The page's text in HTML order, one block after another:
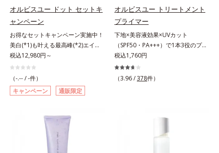
セラカエルレア果汁、ノバラエキス
配合＝うるおいを与えハリと透明感
に満ちた肌へ導く保湿成分*9 メマ
ツヨイグサ抽出液、スイカズラエキ
ス配合＝角層のすみずみまで水分・
油分を保ち、ハリ・ツヤを与える保
湿成分*10 気持ちのこと
ズは美容成分(*8)として「G.D.F.ア
クティベーター(*9)」を配合。そし
て、従来から配合している美白(*1)
有効成分「トラネキサム酸」を配合
しました。さらに、シリーズ共通の
美容成分「GLルートブースター
(*10)」を配合することで、肌のふ
っくら感や透明感を叶えます。美白
ケアしながら多角的なエイジングケ
アが叶うシリーズに。3ステップで
果的なシナジー設計で、あなたのエ
イジングケアを応援します。*1 メ
ラニンの生成を抑え、シミ・ソバカ
スを防ぐ（ウォッシュを除く）*2
でオルビスユー ドットシリーズは
美容成分(*9)として「G.D.F.アクテ
ィベーター(*10)」を配合。そし
て、従来から配合している美白(*1)
有効成分「トラネキサム酸」を配合
しました。さらに、シリーズ共通の
美容成分「GLルートブースター
(*11)」を配合することで、肌のふ
上向き(*12)のハリと透明感を。効
イジングケアを応援します。*1 メ
オルビスユー ドット セットキ
ャンペーン
お得なセットキャンペーン実施中！
美白(*1)も叶える最高峰(*2)エイジ
ングケア(*3)。ハリも透明感(*4)も
結果主義。年齢サイン(*5)の因子に
着目した肌科学エイジングケア(*3)
シリーズ。オルビスユー ドットシ
リーズは、年齢による肌悩み一つ一
ていることの根本原因に着目。加齢
とともに現れる年齢サイン(*5)につ
いて研究を進めたところ、弾力感の
ない状態である「ハリのなさ」や、
税込12,980円～
（-.-- / -件）
キャンペーン
通販限定
オルビスユー トリートメント
プライマー
下地×美容液効果×UVカット
（SPF50・PA+++）で1本3役のプラ
イマー。凹凸をつるんとなめらかに
(*1)整え、化粧ノリUPの高機能化粧
下地。“塗るたび高まる、素肌の美
る高機能化粧下地毛穴や小ジワの凹
ンケア発想の化粧下地です。保湿成
税込1,760円
（3.96 /378件）